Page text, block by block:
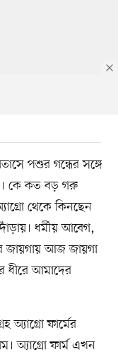
পশুর গন্ধের সঙ্গে
কে কত বড় গরু
থেকে কিনছেন
ধর্মীয় আবেগ,
জায়গায় আজ জায়গা
ধীরে আমাদের
অ্যাগ্রো ফার্মের
অ্যাগ্রো ফার্ম এখন